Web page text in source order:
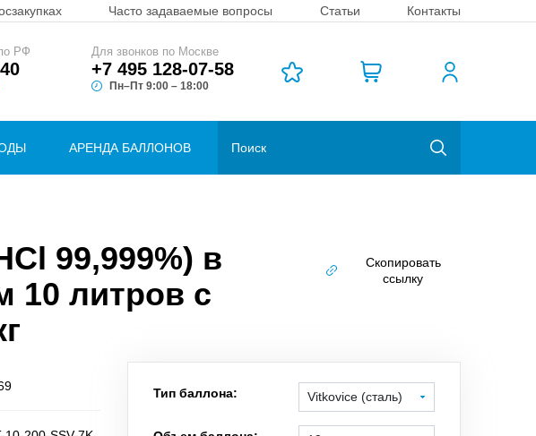
Часто задаваемые вопросы Статьи Контакты
РФ Для звонков по Москве
+7 495 128-07-58
Пн–Пт 9:00 – 18:00
АРЕНДА БАЛЛОНОВ
99,999%) в
10 литров с
Скопировать
ссылку
Тип баллона: